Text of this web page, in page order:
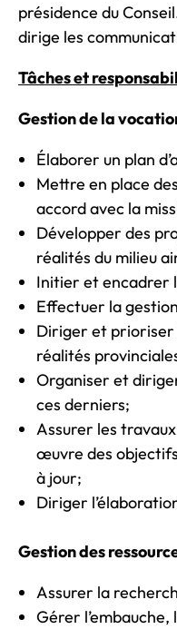
présidence du
dirige les
Tâches et
Gestion de la
Élaborer un plan
Mettre en place
accord avec la
Développer des
réalités du milieu
Initier et encadrer
Effectuer la
Diriger et prioriser
réalités
Organiser et
ces derniers;
Assurer les
œuvre des
à jour;
Diriger
Gestion des
Assurer la
Gérer